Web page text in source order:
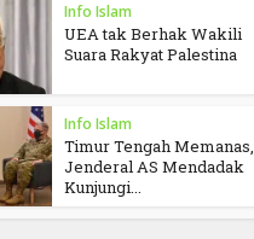
Info Islam
UEA tak Berhak Wakili
Suara Rakyat Palestina
Info Islam
Timur Tengah Memanas,
Jenderal AS Mendadak
Kunjungi...